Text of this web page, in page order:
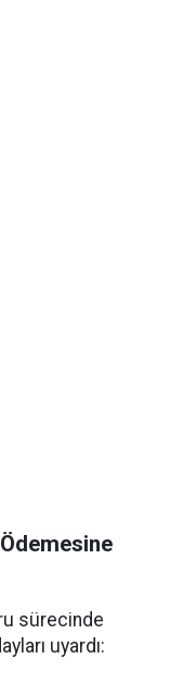
sürecinde
uyardı: